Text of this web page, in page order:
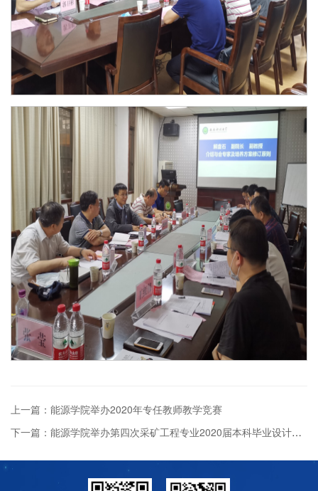
上一篇：能源学院举办2020年专任教师教学竞赛
下一篇：能源学院举办第四次采矿工程专业2020届本科毕业设计校外专家指导讲座